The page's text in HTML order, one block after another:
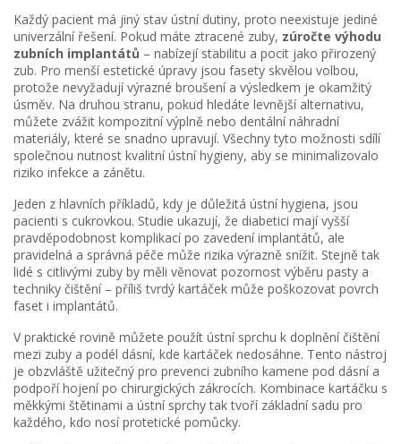
Každý pacient má jiný stav ústní dutiny, proto neexistuje jediné
univerzální řešení. Pokud máte ztracené zuby, zúročte výhodu
zubních implantátů – nabízejí stabilitu a pocit jako přirozený
zub. Pro menší estetické úpravy jsou fasety skvělou volbou,
protože nevyžadují výrazné broušení a výsledkem je okamžitý
úsměv. Na druhou stranu, pokud hledáte levnější alternativu,
můžete zvážit kompozitní výplně nebo dentální náhradní
materiály, které se snadno upravují. Všechny tyto možnosti sdílí
společnou nutnost kvalitní ústní hygieny, aby se minimalizovalo
riziko infekce a zánětu.
Jeden z hlavních příkladů, kdy je důležitá ústní hygiena, jsou
pacienti s cukrovkou. Studie ukazují, že diabetici mají vyšší
pravděpodobnost komplikací po zavedení implantátů, ale
pravidelná a správná péče může rizika výrazně snížit. Stejně tak
lidé s citlivými zuby by měli věnovat pozornost výběru pasty a
techniky čištění – příliš tvrdý kartáček může poškozovat povrch
faset i implantátů.
V praktické rovině můžete použít ústní sprchu k doplnění čištění
mezi zuby a podél dásní, kde kartáček nedosáhne. Tento nástroj
je obzvláště užitečný pro prevenci zubního kamene pod dásní a
podpoří hojení po chirurgických zákrocích. Kombinace kartáčku s
měkkými štětinami a ústní sprchy tak tvoří základní sadu pro
každého, kdo nosí protetické pomůcky.